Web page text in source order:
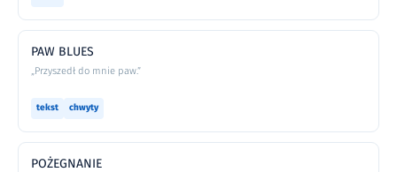
PAW BLUES
„Przyszedł do mnie paw.”
tekst chwyty
POŻEGNANIE